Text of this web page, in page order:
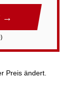
Preis ändert.